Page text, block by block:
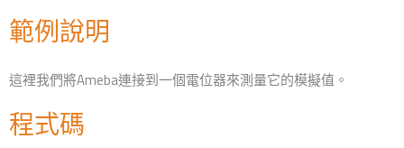
範例說明
這裡我們將Ameba連接到一個電位器來測量它的模擬值。
程式碼